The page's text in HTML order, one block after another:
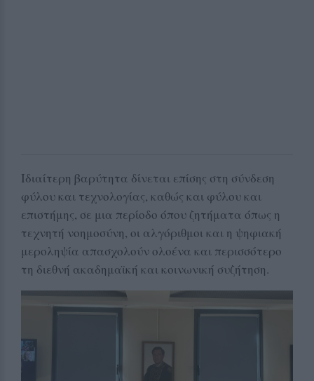
Ιδιαίτερη βαρύτητα δίνεται επίσης στη σύνδεση
φύλου και τεχνολογίας, καθώς και φύλου και
επιστήμης, σε μια περίοδο όπου ζητήματα όπως η
τεχνητή νοημοσύνη, οι αλγόριθμοι και η ψηφιακή
μεροληψία απασχολούν ολοένα και περισσότερο
τη διεθνή ακαδημαϊκή και κοινωνική συζήτηση.